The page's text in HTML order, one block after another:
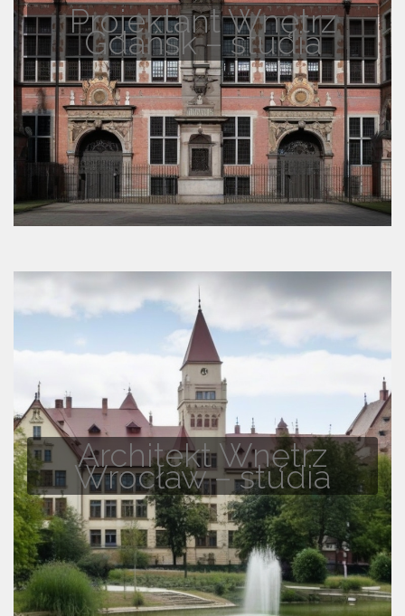
Projektant Wnętrz
Gdańsk – studia
Architekt Wnętrz
Wrocław – studia